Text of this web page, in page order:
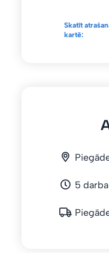
Skatīt
kartē:
5